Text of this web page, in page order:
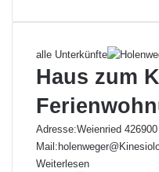
alle Unterkünfte
Haus zum
Adresse:Weienried
Weiterlesen